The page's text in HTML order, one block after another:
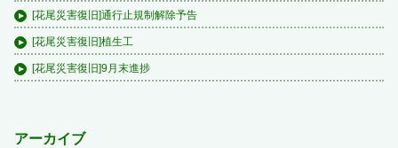
[花尾災害復旧]通行止規制解除予告
[花尾災害復旧]植生工
[花尾災害復旧]9月末進捗
アーカイブ